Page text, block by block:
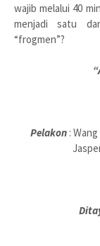
wajib melalui 40
menjadi satu
“frogmen”?
Pelakon :